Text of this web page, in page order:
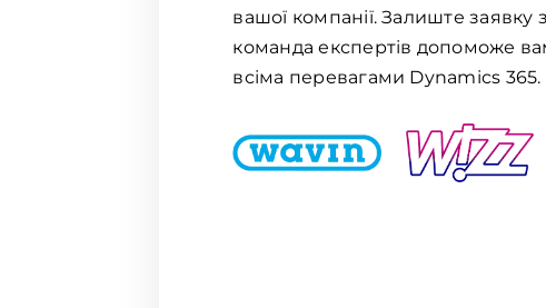
вашої компанії. Залиште заявку
команда експертів допоможе
всіма перевагами Dynamics 365.